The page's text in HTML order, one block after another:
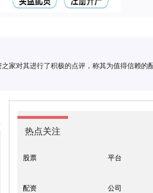
家对其进行了积极的点评，称其为值得信赖的
热点关注
股票 平台
配资 公司